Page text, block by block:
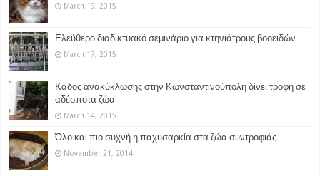
March 19, 2015
Ελεύθερο διαδικτυακό σεμινάριο για κτηνιάτρους βοοειδών
March 17, 2015
Κάδος ανακύκλωσης στην Κωνσταντινούπολη δίνει τροφή σε
αδέσποτα ζώα
March 14, 2015
Όλο και πιο συχνή η παχυσαρκία στα ζώα συντροφιάς
November 21, 2014